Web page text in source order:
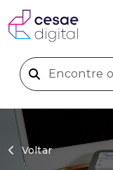
Voltar